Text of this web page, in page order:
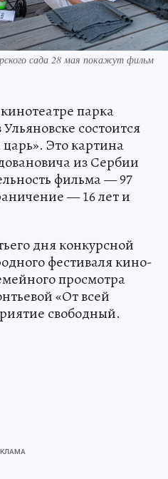
сада 28 мая покажут фильм
парка
состоится
Это картина
из Сербии
фильма — 97
— 16 лет и
дня конкурсной
фестиваля кино-
просмотра
«От всей
свободный.